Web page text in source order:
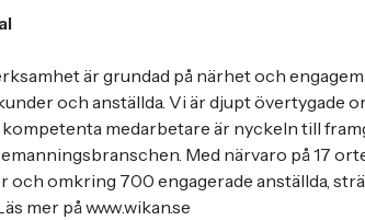
är grundad på närhet och
och anställda. Vi är djupt övertygade
medarbetare är nyckeln till
Med närvaro på 17
omkring 700 engagerade anställda,
mer på www.wikan.se